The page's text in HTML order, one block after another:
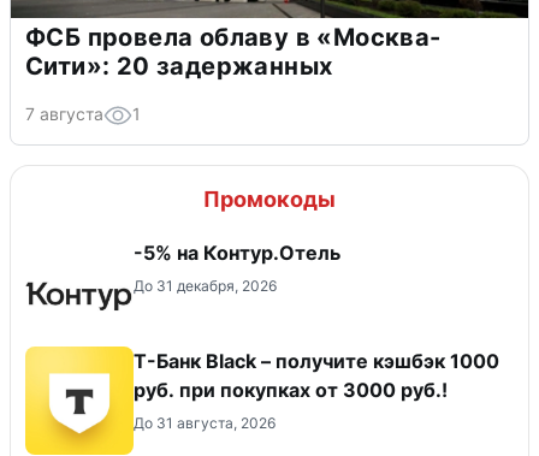
ФСБ провела облаву в «Москва-
Сити»: 20 задержанных
7 августа 1
Промокоды
-5% на Контур.Отель
До 31 декабря, 2026
Т-Банк Black – получите кэшбэк 1000
руб. при покупках от 3000 руб.!
До 31 августа, 2026